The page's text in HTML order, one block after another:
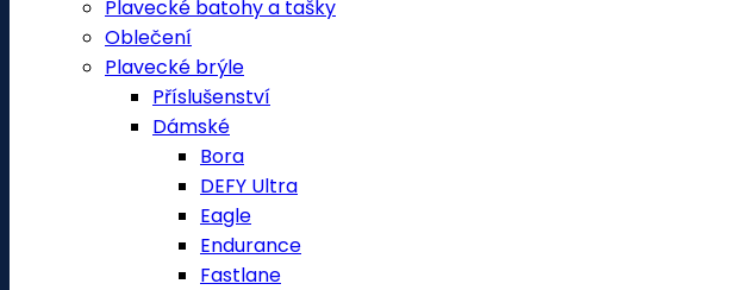
Plavecké batohy a tašky
Oblečení
Plavecké brýle
Příslušenství
Dámské
Bora
DEFY Ultra
Eagle
Endurance
Fastlane